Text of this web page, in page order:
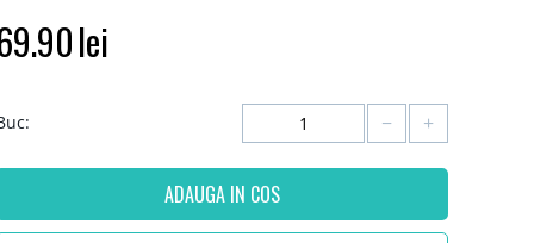
lei
+
−
ADAUGA IN COS